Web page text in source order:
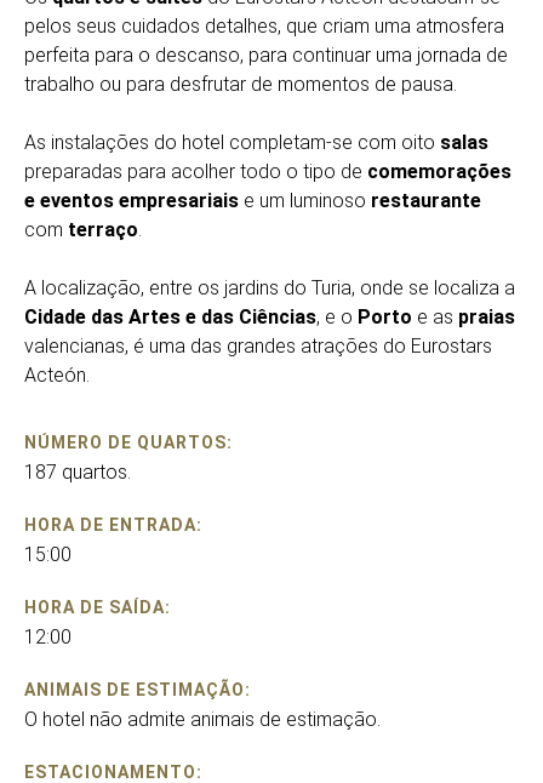
pelos seus cuidados detalhes, que criam uma atmosfera
perfeita para o descanso, para continuar uma jornada de
trabalho ou para desfrutar de momentos de pausa.
As instalações do hotel completam-se com oito salas
preparadas para acolher todo o tipo de comemorações
e eventos empresariais e um luminoso restaurante
com terraço.
A localização, entre os jardins do Turia, onde se localiza a
Cidade das Artes e das Ciências, e o Porto e as praias
valencianas, é uma das grandes atrações do Eurostars
Acteón.
NÚMERO DE QUARTOS:
187 quartos.
HORA DE ENTRADA:
15:00
HORA DE SAÍDA:
12:00
ANIMAIS DE ESTIMAÇÃO:
O hotel não admite animais de estimação.
ESTACIONAMENTO: